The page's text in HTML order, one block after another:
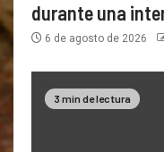
durante una
6 de agosto de 2026
3 min de lectura